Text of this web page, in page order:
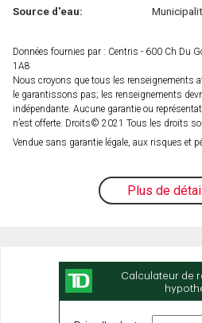
Source d'eau:
Données fournies par : Centris - 600 Ch Du
1A8
Nous croyons que tous les renseignements
le garantissons pas; les renseignements
indépendante. Aucune garantie ou
n’est offerte. Droits© 2021 Tous les droits
Vendue sans garantie légale, aux risques et
Plus de